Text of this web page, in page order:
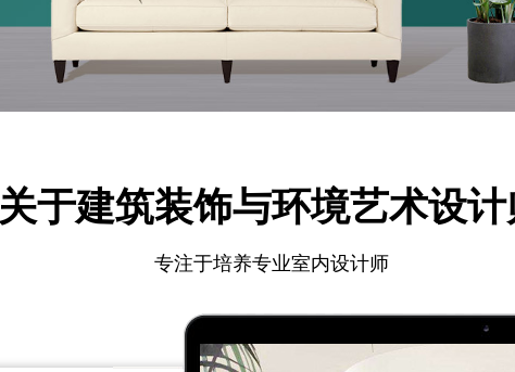
关于建筑装饰与环境艺术设计
专注于培养专业室内设计师